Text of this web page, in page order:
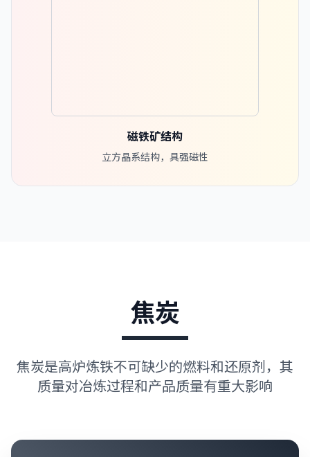
磁铁矿结构
立方晶系结构，具强磁性
焦炭
焦炭是高炉炼铁不可缺少的燃料和还原剂，其
质量对冶炼过程和产品质量有重大影响